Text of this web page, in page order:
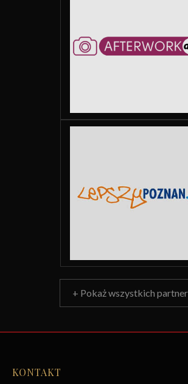
+ Pokaż wszystkich
KONTAKT